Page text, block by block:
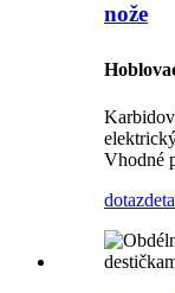
nože
Vhodné
dotaz